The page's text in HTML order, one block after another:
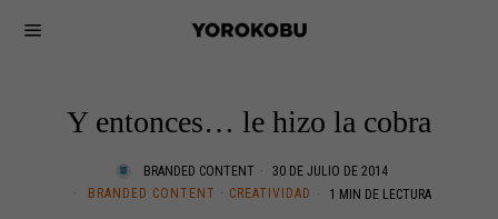
Y entonces… le hizo la cobra
BRANDED CONTENT
30 DE JULIO DE 2014
BRANDED CONTENT · CREATIVIDAD 1 MIN DE LECTURA